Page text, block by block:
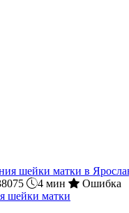
4 мин
Ошибка
шейки матки